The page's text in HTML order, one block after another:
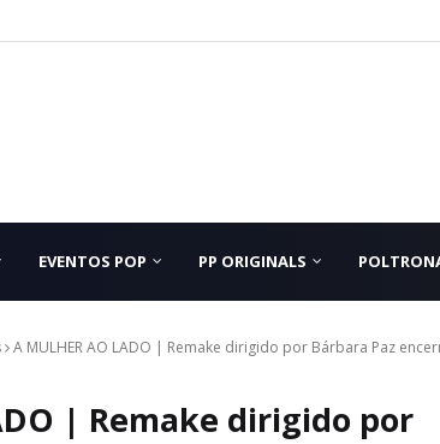
EVENTOS POP PP ORIGINALS
A MULHER AO LADO | Remake dirigido por Bárbara Paz
| Remake dirigido por